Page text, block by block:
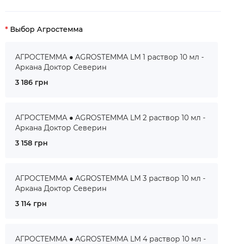
Выбор Агростемма
АГРОСТЕММА ● AGROSTEMMA LM 1 раствор 10 мл -
Аркана Доктор Северин
3 186 грн
АГРОСТЕММА ● AGROSTEMMA LM 2 раствор 10 мл -
Аркана Доктор Северин
3 158 грн
АГРОСТЕММА ● AGROSTEMMA LM 3 раствор 10 мл -
Аркана Доктор Северин
3 114 грн
АГРОСТЕММА ● AGROSTEMMA LM 4 раствор 10 мл -